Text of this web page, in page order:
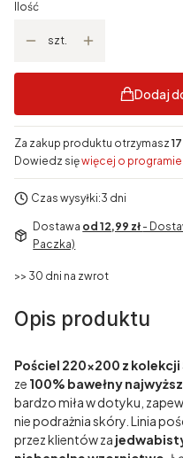
Ilość
szt.
Dodaj
Za zakup produktu otrzymasz
Dowiedz sięwięcej o
Czas wysyłki:3 dni
Dostawa od 12,99 zł -
Paczka)
>> 30 dni na zwrot
Opis produktu
Pościel 220x200 z
ze 100% bawełny
bardzo miła w dotyku,
nie podrażnia skóry. Linia
przez klientów za